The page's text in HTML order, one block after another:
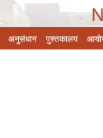
अनुसंधान पुस्तकालय